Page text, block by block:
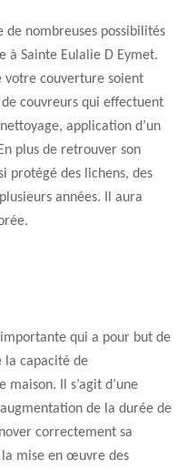
de nombreuses possibilités
Sainte Eulalie D Eymet.
votre couverture soient
couvreurs qui effectuent
application d’un
plus de retrouver son
protégé des lichens, des
années. Il aura
qui a pour but de
la capacité de
Il s’agit d’une
de la durée de
correctement sa
mise en œuvre des